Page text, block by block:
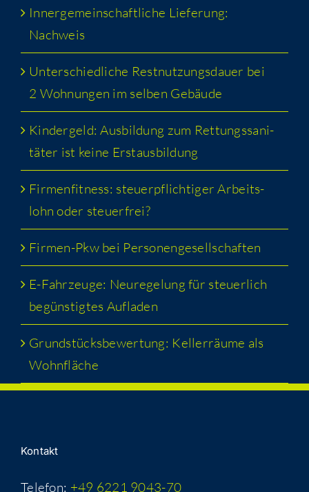
Inner­ge­mein­schaft­li­che Lie­fe­rung:
Nachweis
Unter­schied­li­che Rest­nut­zungs­dau­er bei
2 Woh­nun­gen im sel­ben Gebäude
Kin­der­geld: Aus­bil­dung zum Ret­tungs­sa­ni­
tä­ter ist kei­ne Erstausbildung
Fir­men­fit­ness: steu­er­pflich­ti­ger Arbeits­
lohn oder steuerfrei?
Fir­men-Pkw bei Personengesellschaften
E-Fahr­zeu­ge: Neu­re­ge­lung für steu­er­lich
begüns­tig­tes Aufladen
Grund­stücks­be­wer­tung: Kel­ler­räu­me als
Wohnfläche
Kon­takt
Telefon: +49 6221 9043-70